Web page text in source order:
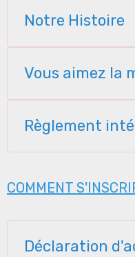
Notre Histoire
Vous aimez la
Règlement
COMMENT
Déclaration